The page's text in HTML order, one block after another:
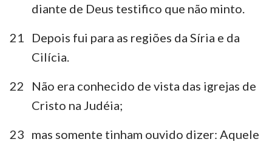
diante de Deus testifico que não minto.
21
Depois fui para as regiões da Síria e da
Cilícia.
22
Não era conhecido de vista das igrejas de
Cristo na Judéia;
23 mas somente tinham ouvido dizer: Aquele